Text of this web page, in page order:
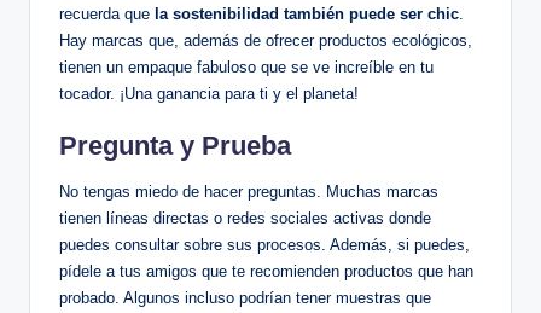
recuerda que la sostenibilidad también puede ser chic
Hay marcas que, además de ofrecer productos ecológicos,
tienen un empaque fabuloso que se ve increíble en tu
tocador. ¡Una ganancia para ti y el planeta!
Pregunta y Prueba
No tengas miedo de hacer preguntas. Muchas marcas
tienen líneas directas o redes sociales activas donde
puedes consultar sobre sus procesos. Además, si puedes,
pídele a tus amigos que te recomienden productos que han
probado. Algunos incluso podrían tener muestras que